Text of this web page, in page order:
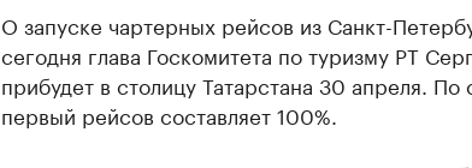
О запуске чартерных рейсов из Санкт-
сегодня глава Госкомитета по туризму РТ
прибудет в столицу Татарстана 30 апреля. По
первый рейсов составляет 100%.